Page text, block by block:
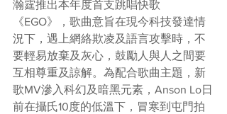
瀚霆推出本年度首支跳唱快歌
《EGO》，歌曲意旨在現今科技發達情
況下，遇上網絡欺凌及語言攻擊時，不
要輕易放棄及灰心，鼓勵人與人之間要
互相尊重及諒解。為配合歌曲主題，新
歌MV滲入科幻及暗黑元素，Anson Lo日
前在攝氏10度的低溫下，冒寒到屯門拍